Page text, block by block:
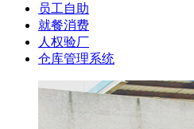
员工自助
就餐消费
人权验厂
仓库管理系统